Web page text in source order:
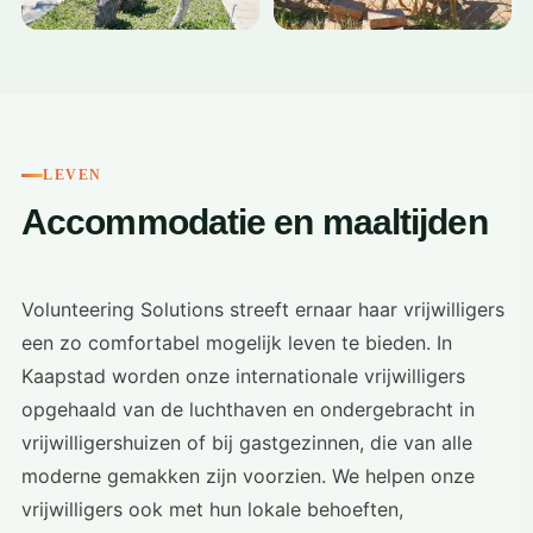
LEVEN
Accommodatie en maaltijden
Volunteering Solutions streeft ernaar haar vrijwilligers
een zo comfortabel mogelijk leven te bieden. In
Kaapstad worden onze internationale vrijwilligers
opgehaald van de luchthaven en ondergebracht in
vrijwilligershuizen of bij gastgezinnen, die van alle
moderne gemakken zijn voorzien. We helpen onze
vrijwilligers ook met hun lokale behoeften,